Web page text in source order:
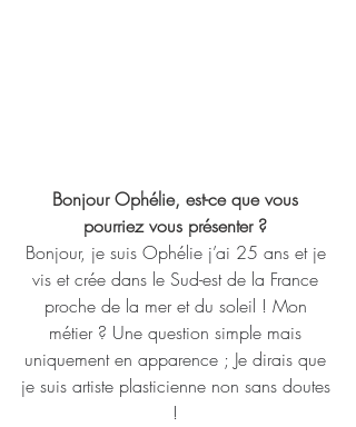
Bonjour Ophélie, est-ce que vous
pourriez vous présenter ?
Bonjour, je suis Ophélie j’ai 25 ans et je
vis et crée dans le Sud-est de la France
proche de la mer et du soleil ! Mon
métier ? Une question simple mais
uniquement en apparence ; Je dirais que
je suis artiste plasticienne non sans doutes
!